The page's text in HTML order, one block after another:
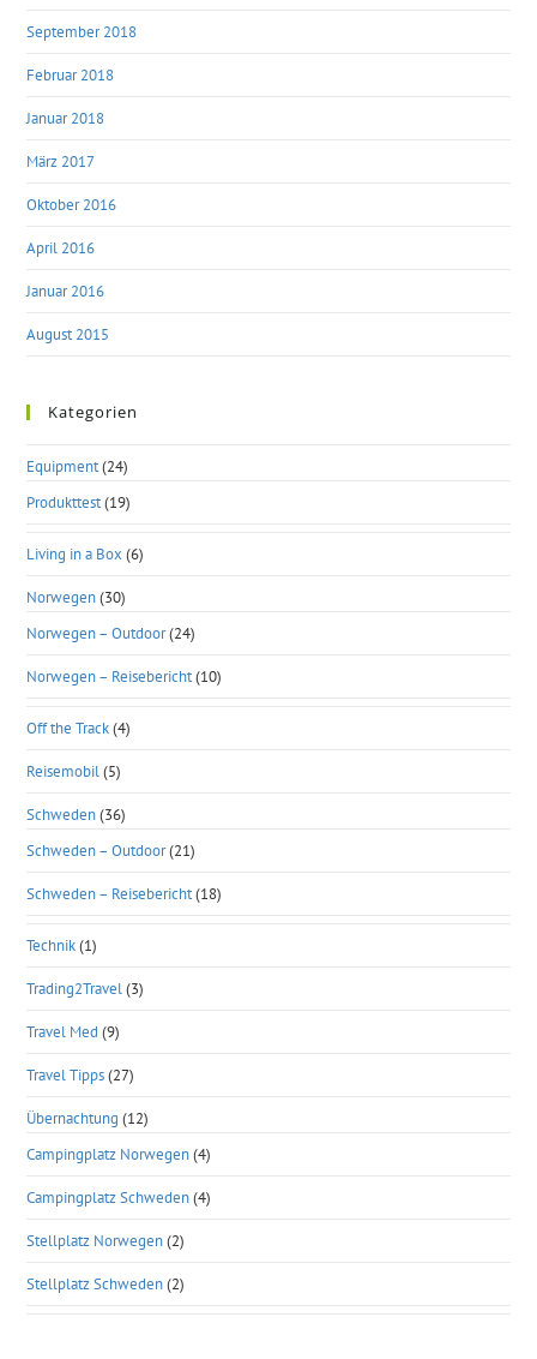
September 2018
Februar 2018
Januar 2018
März 2017
Oktober 2016
April 2016
Januar 2016
August 2015
Kategorien
Equipment(24)
Produkttest(19)
Living in a Box (6)
Norwegen (30)
Norwegen – Outdoor(24)
Norwegen – Reisebericht(10)
Off the Track (4)
Reisemobil (5)
Schweden (36)
Schweden – Outdoor(21)
Schweden – Reisebericht(18)
Technik (1)
Trading2Travel (3)
Travel Med (9)
Travel Tipps (27)
Übernachtung (12)
Campingplatz Norwegen (4)
Campingplatz Schweden (4)
Stellplatz Norwegen (2)
Stellplatz Schweden (2)